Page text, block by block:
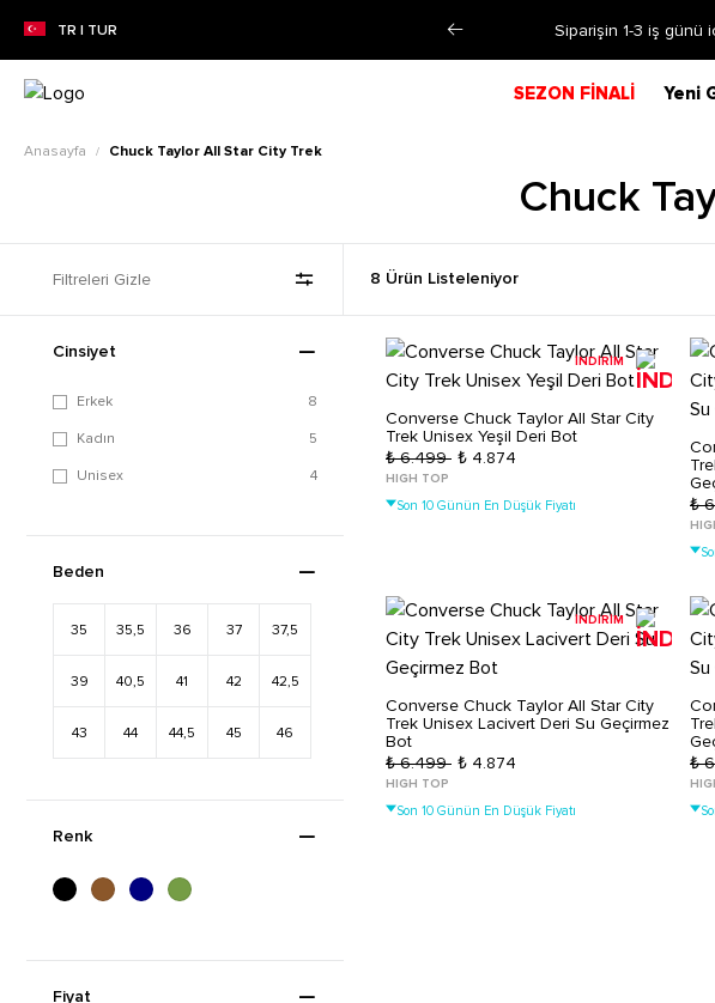
TR | TUR
İNDİRİMİ!Alışverişe Başla! Siparişin 1-3 iş günü
SEZON FİNALİ Yeni
Anasayfa / Chuck Taylor All Star City Trek
Chuck
Filtreleri Gizle 8 Ürün Listeleniyor
Cinsiyet
Erkek 8
Kadın 5
Unisex 4
Beden
35 35,5 36 37 37,5
39 40,5 41 42 42,5
43 44 44,5 45 46
Renk
Fiyat
İNDİRİM
Converse Chuck Taylor All Star City
Trek Unisex Yeşil Deri Bot
₺ 6.499 ₺ 4.874
HIGH TOP
Son 10 Günün En Düşük Fiyatı
₺
İNDİRİM
Converse Chuck Taylor All Star City
Trek Unisex Lacivert Deri Su Geçirmez
Bot
₺ 6.499 ₺ 4.874
HIGH TOP
Son 10 Günün En Düşük Fiyatı
₺